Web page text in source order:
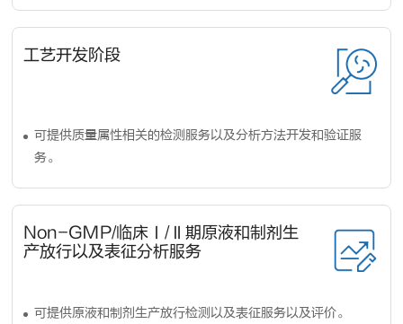
工艺开发阶段
可提供质量属性相关的检测服务以及分析方法开发和验证服
务。
Non-GMP/临床Ⅰ/Ⅱ期原液和制剂生
产放行以及表征分析服务
可提供原液和制剂生产放行检测以及表征服务以及评价。